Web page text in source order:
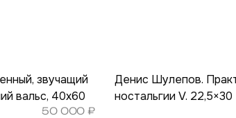
звучащий
вальс, 40х60
50 000₽
Денис Шулепов.
ностальгии V. 22,5×30